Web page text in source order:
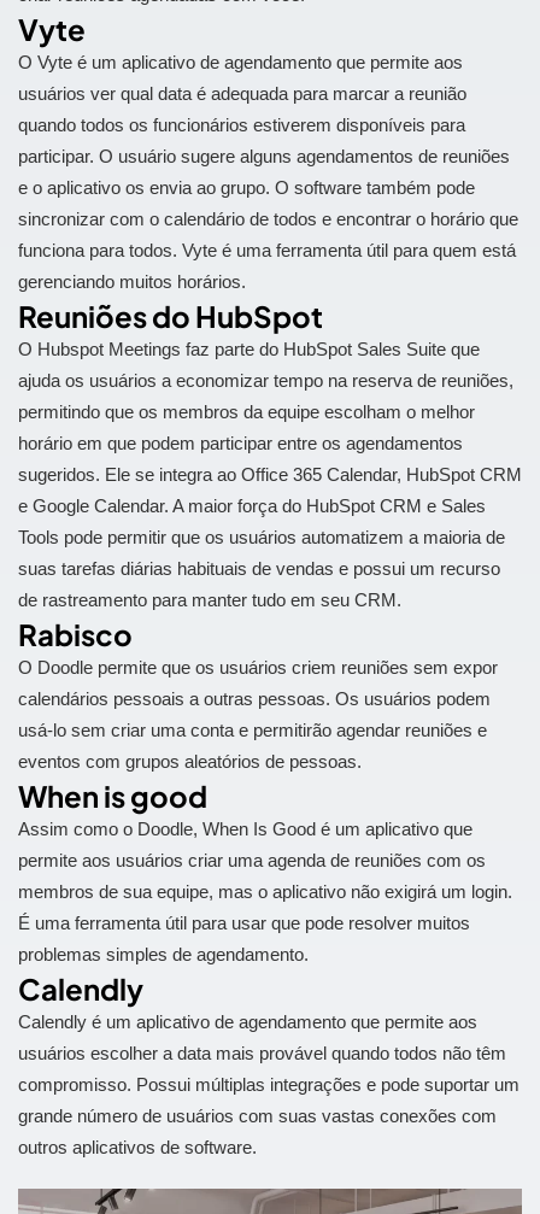
Vyte
O Vyte é um aplicativo de agendamento que permite aos
usuários ver qual data é adequada para marcar a reunião
quando todos os funcionários estiverem disponíveis para
participar. O usuário sugere alguns agendamentos de reuniões
e o aplicativo os envia ao grupo. O software também pode
sincronizar com o calendário de todos e encontrar o horário que
funciona para todos. Vyte é uma ferramenta útil para quem está
gerenciando muitos horários.
Reuniões do HubSpot
O Hubspot Meetings faz parte do HubSpot Sales Suite que
ajuda os usuários a economizar tempo na reserva de reuniões,
permitindo que os membros da equipe escolham o melhor
horário em que podem participar entre os agendamentos
sugeridos. Ele se integra ao Office 365 Calendar, HubSpot CRM
e Google Calendar. A maior força do HubSpot CRM e Sales
Tools pode permitir que os usuários automatizem a maioria de
suas tarefas diárias habituais de vendas e possui um recurso
de rastreamento para manter tudo em seu CRM.
Rabisco
O Doodle permite que os usuários criem reuniões sem expor
calendários pessoais a outras pessoas. Os usuários podem
usá-lo sem criar uma conta e permitirão agendar reuniões e
eventos com grupos aleatórios de pessoas.
When is good
Assim como o Doodle, When Is Good é um aplicativo que
permite aos usuários criar uma agenda de reuniões com os
membros de sua equipe, mas o aplicativo não exigirá um login.
É uma ferramenta útil para usar que pode resolver muitos
problemas simples de agendamento.
Calendly
Calendly é um aplicativo de agendamento que permite aos
usuários escolher a data mais provável quando todos não têm
compromisso. Possui múltiplas integrações e pode suportar um
grande número de usuários com suas vastas conexões com
outros aplicativos de software.